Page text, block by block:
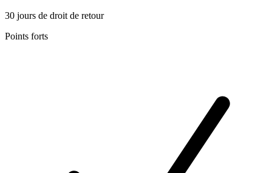
30 jours de droit de retour
Points forts